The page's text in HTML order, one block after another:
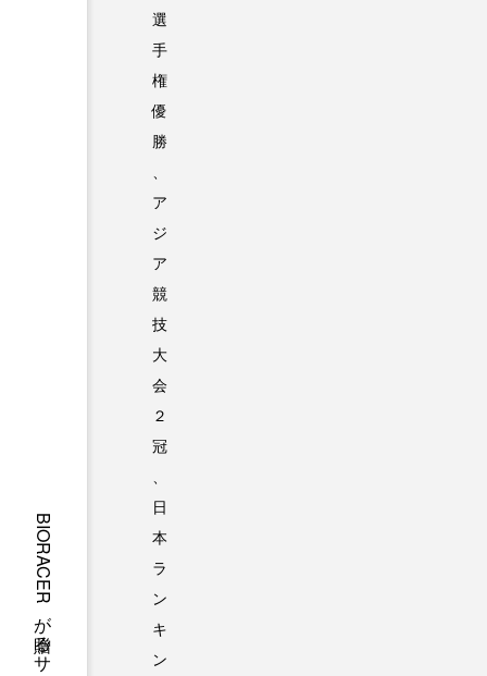
選
手
権
優
勝
ア
ジ
ア
競
技
大
会
２
冠
日
本
ラ
ン
キ
ン